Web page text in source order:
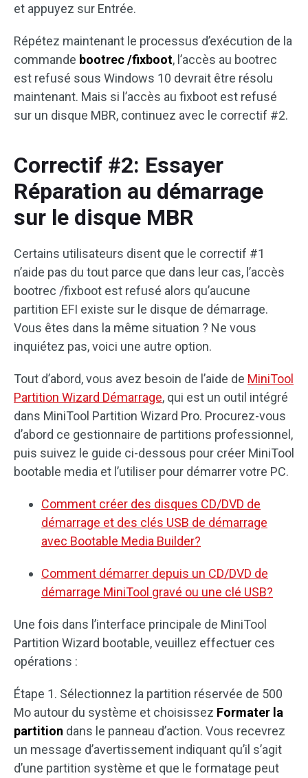
et appuyez sur Entrée.
Répétez maintenant le processus d’exécution de la
commande bootrec /fixboot, l’accès au bootrec
est refusé sous Windows 10 devrait être résolu
maintenant. Mais si l’accès au fixboot est refusé
sur un disque MBR, continuez avec le correctif #2.
Correctif #2: Essayer
Réparation au démarrage
sur le disque MBR
Certains utilisateurs disent que le correctif #1
n’aide pas du tout parce que dans leur cas, l’accès
bootrec /fixboot est refusé alors qu’aucune
partition EFI existe sur le disque de démarrage.
Vous êtes dans la même situation ? Ne vous
inquiétez pas, voici une autre option.
Tout d’abord, vous avez besoin de l’aide de MiniTool
Partition Wizard Démarrage, qui est un outil intégré
dans MiniTool Partition Wizard Pro. Procurez-vous
d’abord ce gestionnaire de partitions professionnel,
puis suivez le guide ci-dessous pour créer MiniTool
bootable media et l’utiliser pour démarrer votre PC.
Comment créer des disques CD/DVD de
démarrage et des clés USB de démarrage
avec Bootable Media Builder?
Comment démarrer depuis un CD/DVD de
démarrage MiniTool gravé ou une clé USB?
Une fois dans l’interface principale de MiniTool
Partition Wizard bootable, veuillez effectuer ces
opérations :
Étape 1. Sélectionnez la partition réservée de 500
Mo autour du système et choisissez Formater la
partition dans le panneau d’action. Vous recevrez
un message d’avertissement indiquant qu’il s’agit
d’une partition système et que le formatage peut